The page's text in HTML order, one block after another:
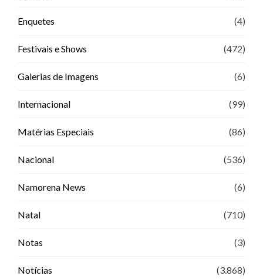
Enquetes (4)
Festivais e Shows (472)
Galerias de Imagens (6)
Internacional (99)
Matérias Especiais (86)
Nacional (536)
Namorena News (6)
Natal (710)
Notas (3)
Notícias (3.868)